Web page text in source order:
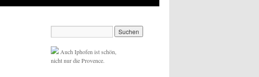
Auch Iphofen ist schön,
nicht nur die Provence.